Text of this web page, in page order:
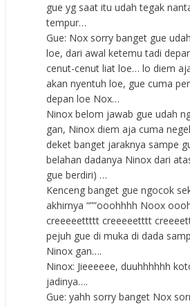
gue yg saat itu udah tegak
tempur…
Gue: Nox sorry banget gue
loe, dari awal ketemu tadi
cenut-cenut liat loe… lo diem
akan nyentuh loe, gue cuma
depan loe Nox…
Ninox belom jawab gue udah
gan, Ninox diem aja cuma
deket banget jaraknya sampe
belahan dadanya Ninox dari
gue berdiri) …
Kenceng banget gue ngocok
akhirnya “””ooohhhh Noox
creeeeettttt creeeeetttt
pejuh gue di muka di dada
Ninox gan….
Ninox: Jieeeeee, duuhhhhhh
jadinya….
Gue: yahh sorry banget Nox